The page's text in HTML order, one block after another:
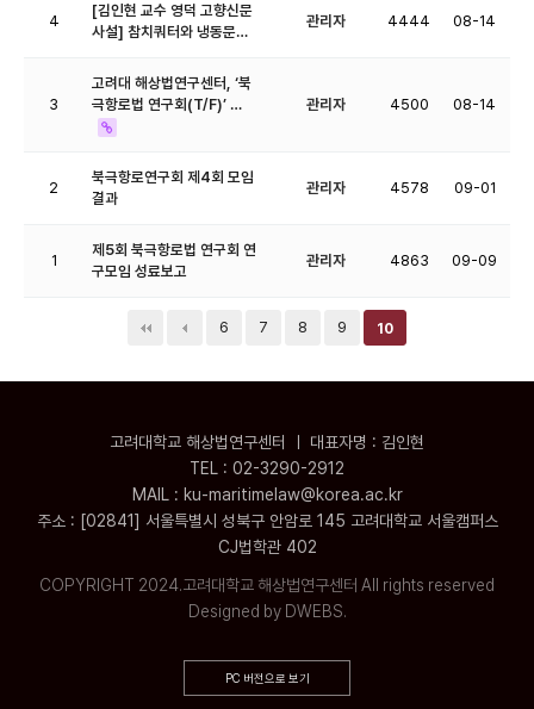
4
[​김인현 교수 영덕 고향신문
사설] 참치쿼터와 냉동문…
관리자 4444 08-14
3
고려대 해상법연구센터, ‘북
극항로법 연구회(T/F)’ …
관리자 4500 08-14
2
북극항로연구회 제4회 모임
결과
관리자 4578 09-01
1
제5회 북극항로법 연구회 연
구모임 성료보고
관리자 4863 09-09
6 7 8 9 10
고려대학교 해상법연구센터 ㅣ 대표자명 : 김인현
TEL : 02-3290-2912
MAIL : ku-maritimelaw@korea.ac.kr
주소 : [02841] 서울특별시 성북구 안암로 145 고려대학교 서울캠퍼스
CJ법학관 402
COPYRIGHT 2024.고려대학교 해상법연구센터 All rights reserved
Designed by DWEBS.
PC 버전으로 보기